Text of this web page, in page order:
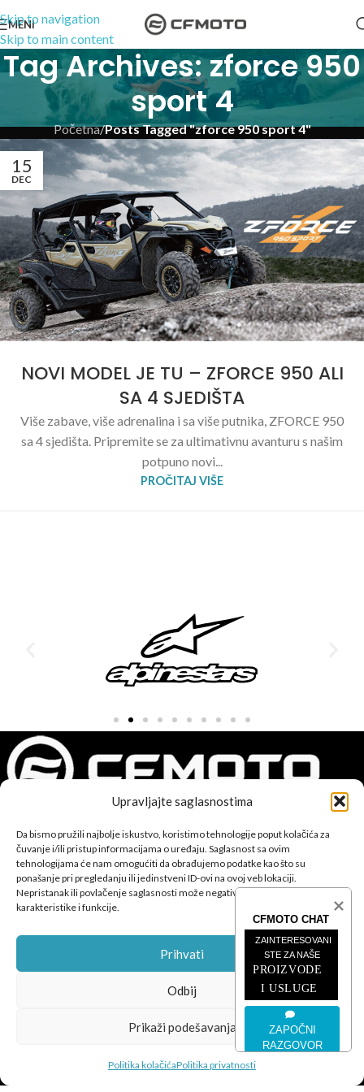
Upravljajte saglasnostima
Da bismo pružili najbolje iskustvo, koristimo tehnologije poput kolačića za
čuvanje i/ili pristup informacijama o uređaju. Saglasnost sa ovim
tehnologijama će nam omogućiti da obrađujemo podatke kao što su
ponašanje pri pregledanju ili jedinstveni ID-ovi na ovoj veb lokaciji.
Nepristanak ili povlačenje saglasnosti može negativno uticati na određene
karakteristike i funkcije.
Prihvati
Odbij
Prikaži podešavanja
Politika kolačićaPolitika privatnosti
Skip to navigation
Skip to main content
MENI
Tag Archives: zforce 950
sport 4
Početna/Posts Tagged "zforce 950 sport 4"
15
DEC
NOVI MODEL JE TU – ZFORCE 950 ALI
SA 4 SJEDIŠTA
Više zabave, više adrenalina i sa više putnika, ZFORCE 950
sa 4 sjedišta. Pripremite se za ultimativnu avanturu s našim
potpuno novi...
PROČITAJ VIŠE
CFMOTO proizvodi dizajnirani su za one koji od vozila očekuju
savršene performanse, pouzdanost i maksimalno uzbuđenje u
svakoj vožnji.
CFMOTO CHAT
ZAINTERESOVANI
STE ZA NAŠE
ZAPOČNI
RAZGOVOR
PROIZVODE
I USLUGE